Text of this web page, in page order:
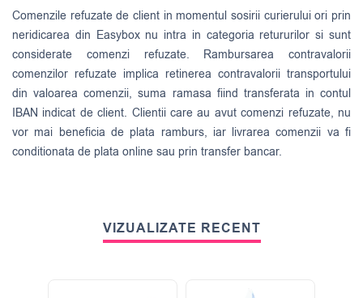
Comenzile refuzate de client in momentul sosirii curierului ori prin
neridicarea din Easybox nu intra in categoria retururilor si sunt
considerate comenzi refuzate. Rambursarea contravalorii
comenzilor refuzate implica retinerea contravalorii transportului
din valoarea comenzii, suma ramasa fiind transferata in contul
IBAN indicat de client. Clientii care au avut comenzi refuzate, nu
vor mai beneficia de plata ramburs, iar livrarea comenzii va fi
conditionata de plata online sau prin transfer bancar.
VIZUALIZATE RECENT